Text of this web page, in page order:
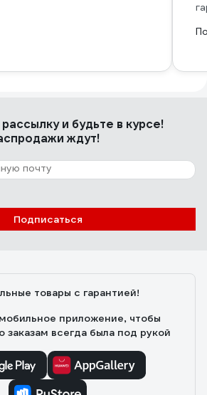
рассылкуи будьте в курсе!
ждут!
Подписаться
товары с гарантией!
приложение, чтобы
заказам всегда была под рукой